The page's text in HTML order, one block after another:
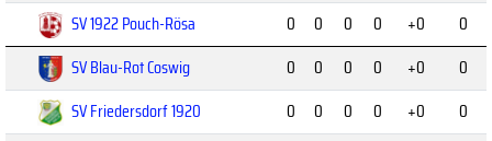
SV 1922 Pouch-Rösa
0 0 0 0 +0
0
SV Blau-Rot Coswig
0 0 0 0 +0
0
SV Friedersdorf 1920
0 0 0 0 +0 0